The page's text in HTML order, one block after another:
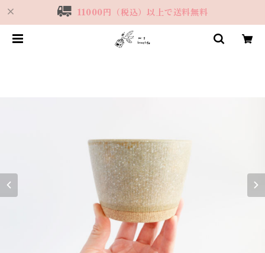
11000円（税込）以上で送料無料